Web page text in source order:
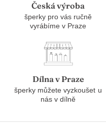
Česká výroba
šperky pro vás ručně
vyrábíme v Praze
Dílna v Praze
šperky můžete vyzkoušet u
nás v dílně